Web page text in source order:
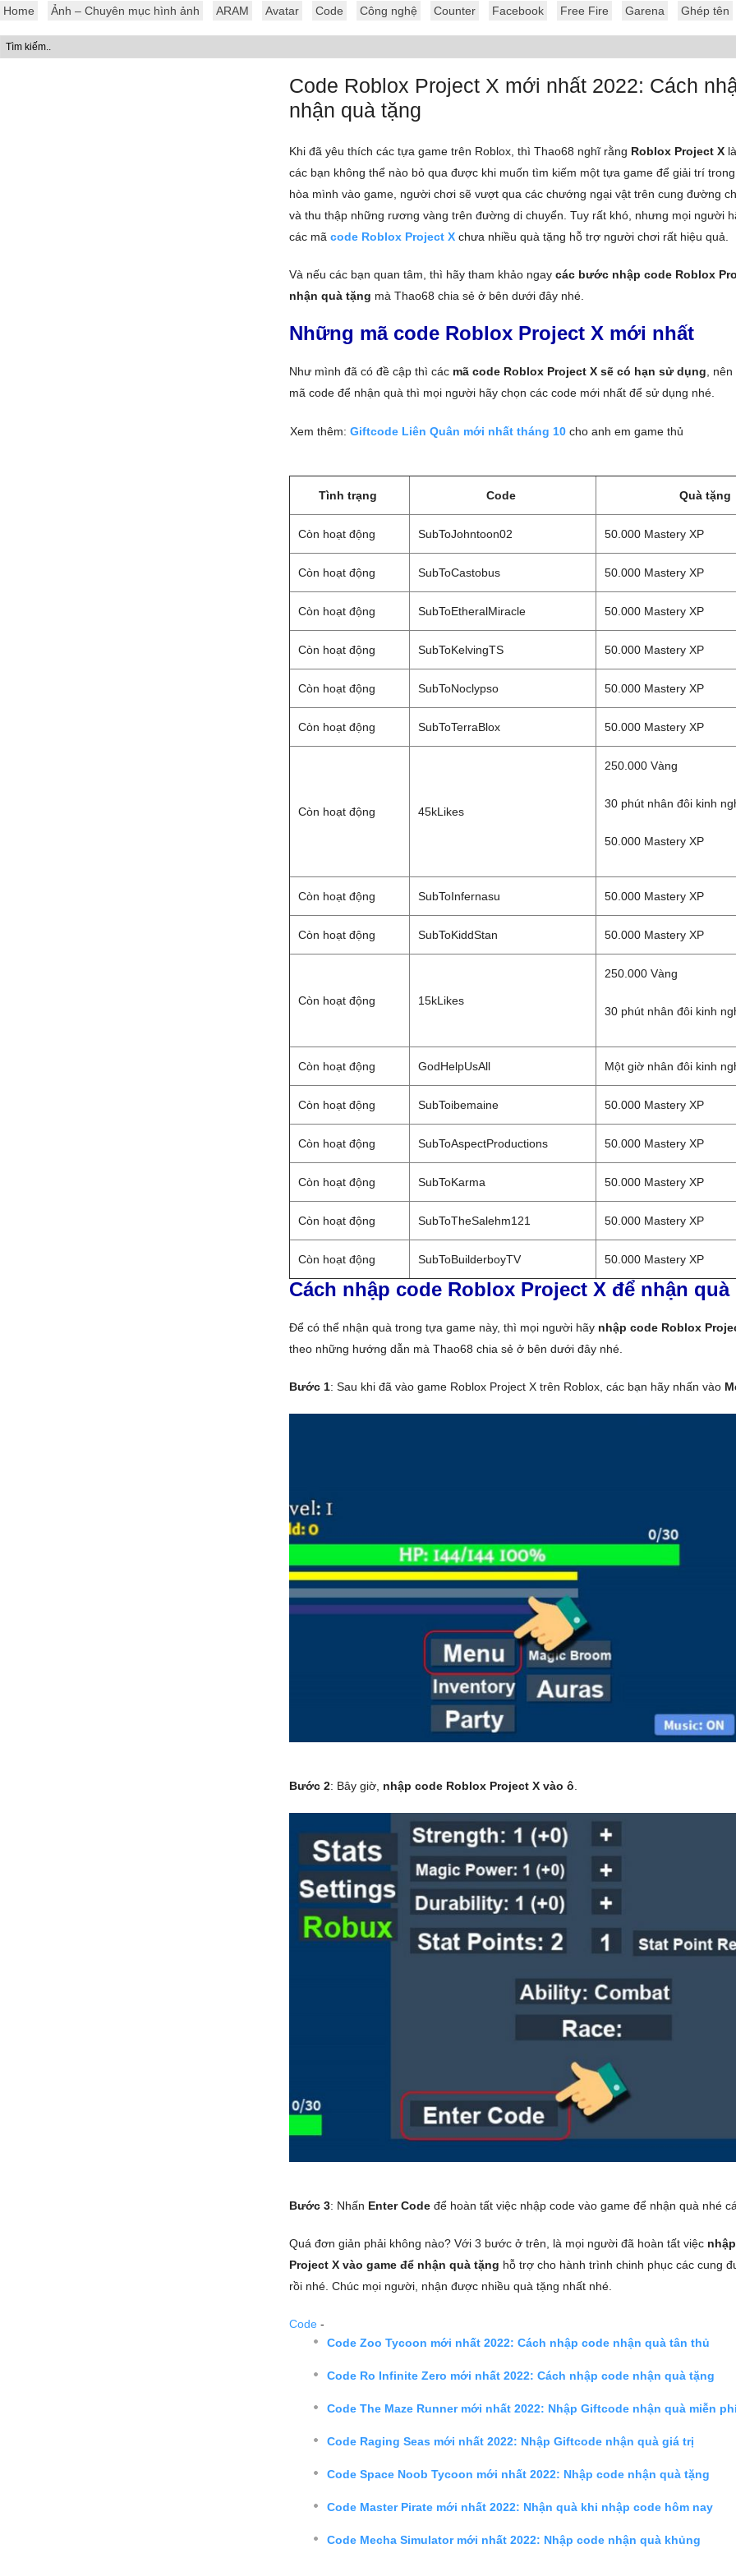
Home Ảnh – Chuyên mục hình ảnh ARAM Avatar Code Công nghệ Counter Facebook Free Fire Garena Ghép tên
Code Roblox Project X mới nhất 2022: Cách
nhận quà tặng
Khi đã yêu thích các tựa game trên Roblox, thì Thao68 nghĩ rằng Roblox Project X
các bạn không thể nào bỏ qua được khi muốn tìm kiếm một tựa game để giải trí
hòa mình vào game, người chơi sẽ vượt qua các chướng ngại vật trên cung đường
và thu thập những rương vàng trên đường di chuyển. Tuy rất khó, nhưng mọi người
các mã code Roblox Project X chưa nhiều quà tặng hỗ trợ người chơi rất hiệu quả.
Và nếu các bạn quan tâm, thì hãy tham khảo ngay các bước nhập code Roblox
nhận quà tặng mà Thao68 chia sẻ ở bên dưới đây nhé.
Những mã code Roblox Project X mới nhất
Như mình đã có đề cập thì các mã code Roblox Project X sẽ có hạn sử dụng ,
mã code để nhận quà thì mọi người hãy chọn các code mới nhất để sử dụng nhé.
Xem thêm: Giftcode Liên Quân mới nhất tháng 10 cho anh em game thủ
Tình trạng Code Quà tặng
Còn hoạt động SubToJohntoon02 50.000 Mastery XP
Còn hoạt động SubToCastobus 50.000 Mastery XP
Còn hoạt động SubToEtheralMiracle 50.000 Mastery XP
Còn hoạt động SubToKelvingTS 50.000 Mastery XP
Còn hoạt động SubToNoclypso 50.000 Mastery XP
Còn hoạt động SubToTerraBlox 50.000 Mastery XP
Còn hoạt động 45kLikes
250.000 Vàng
30 phút nhân đôi kinh
50.000 Mastery XP
Còn hoạt động SubToInfernasu 50.000 Mastery XP
Còn hoạt động SubToKiddStan 50.000 Mastery XP
Còn hoạt động 15kLikes
250.000 Vàng
30 phút nhân đôi kinh
Còn hoạt động GodHelpUsAll Một giờ nhân đôi kinh
Còn hoạt động SubToibemaine 50.000 Mastery XP
Còn hoạt động SubToAspectProductions 50.000 Mastery XP
Còn hoạt động SubToKarma 50.000 Mastery XP
Còn hoạt động SubToTheSalehm121 50.000 Mastery XP
Còn hoạt động SubToBuilderboyTV 50.000 Mastery XP
Cách nhập code Roblox Project X để nhận quà
Để có thể nhận quà trong tựa game này, thì mọi người hãy nhập code Roblox
theo những hướng dẫn mà Thao68 chia sẻ ở bên dưới đây nhé.
Bước 1: Sau khi đã vào game Roblox Project X trên Roblox, các bạn hãy nhấn vào
Bước 2: Bây giờ, nhập code Roblox Project X vào ô.
Bước 3: Nhấn Enter Code để hoàn tất việc nhập code vào game để nhận quà nhé
Quá đơn giản phải không nào? Với 3 bước ở trên, là mọi người đã hoàn tất việc
Project X vào game để nhận quà tặng hỗ trợ cho hành trình chinh phục các cung
rồi nhé. Chúc mọi người, nhận được nhiều quà tặng nhất nhé.
Code -
Code Zoo Tycoon mới nhất 2022: Cách nhập code nhận quà tân thủ
Code Ro Infinite Zero mới nhất 2022: Cách nhập code nhận quà tặng
Code The Maze Runner mới nhất 2022: Nhập Giftcode nhận quà miễn
Code Raging Seas mới nhất 2022: Nhập Giftcode nhận quà giá trị
Code Space Noob Tycoon mới nhất 2022: Nhập code nhận quà tặng
Code Master Pirate mới nhất 2022: Nhận quà khi nhập code hôm nay
Code Mecha Simulator mới nhất 2022: Nhập code nhận quà khủng